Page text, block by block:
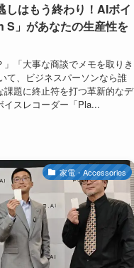
しはもう終わり！AIボイ
」があなたの生産性を
」「大事な商談でメモを取りき
て、ビジネスパーソンなら誰
題に終止符を打つ革新的なデ
スレコーダー「Pla...
家電・Accessories